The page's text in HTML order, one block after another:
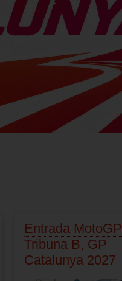
Entrada MotoGP
Tribuna B, GP
Catalunya 2027